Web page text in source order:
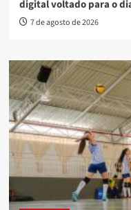
digital voltado para o
7 de agosto de 2026